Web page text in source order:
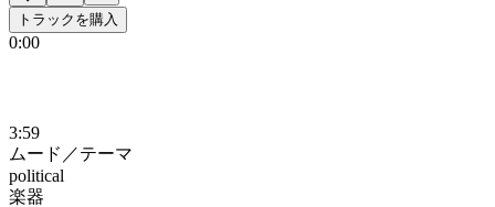
トラックを購入
0:00
3:59
ムード／テーマ
political
楽器